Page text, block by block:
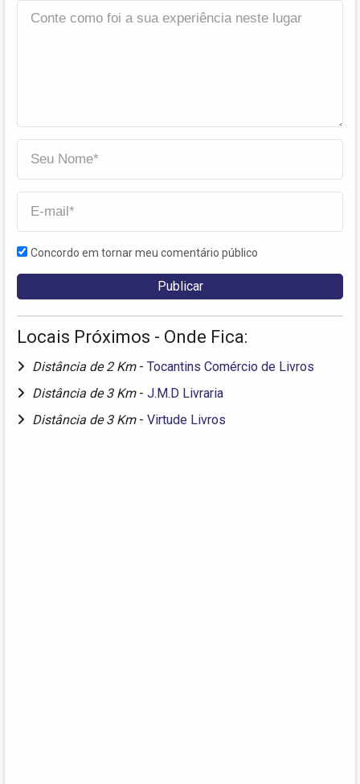
Concordo em tornar meu comentário público
Locais Próximos - Onde Fica:
Distância de 2 Km - Tocantins Comércio de Livros
Distância de 3 Km - J.M.D Livraria
Distância de 3 Km - Virtude Livros